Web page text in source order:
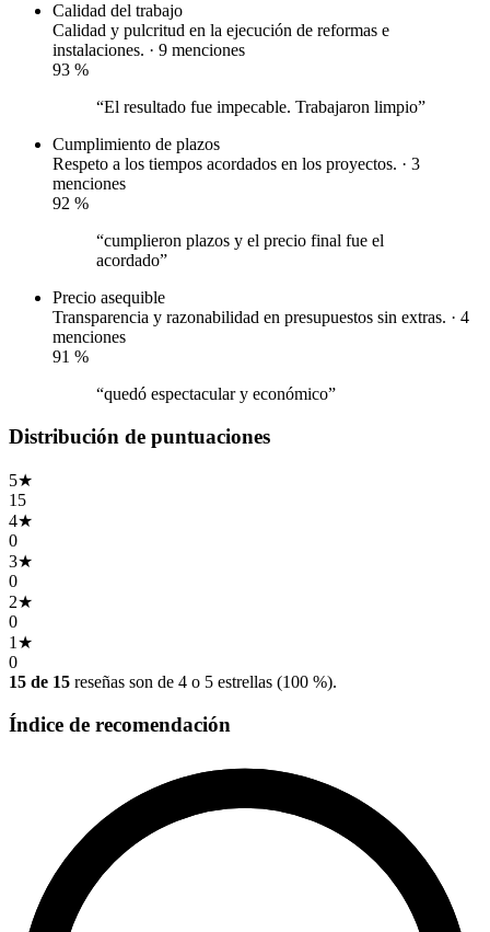
Calidad del trabajo
Calidad y pulcritud en la ejecución de reformas e
instalaciones. · 9 menciones
93 %
“El resultado fue impecable. Trabajaron limpio”
Cumplimiento de plazos
Respeto a los tiempos acordados en los proyectos. · 3
menciones
92 %
“cumplieron plazos y el precio final fue el
acordado”
Precio asequible
Transparencia y razonabilidad en presupuestos sin extras. · 4
menciones
91 %
“quedó espectacular y económico”
Distribución de puntuaciones
5★
15
4★
0
3★
0
2★
0
1 ★
0
15 de 15 reseñas son de 4 o 5 estrellas (100 %).
Índice de recomendación